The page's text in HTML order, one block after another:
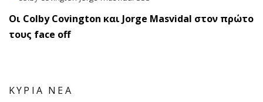
Οι Colby Covington και Jorge Masvidal στον πρώτο
τους face off
ΚΥΡΙΑ ΝΕΑ